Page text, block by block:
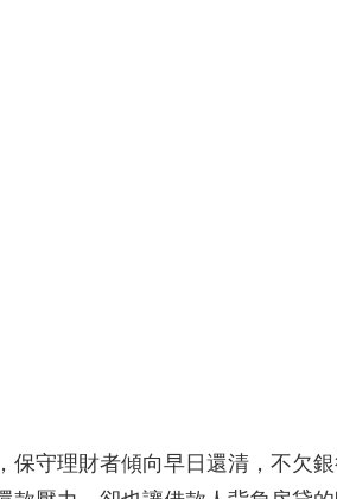
守理財者傾向早日還清，不欠